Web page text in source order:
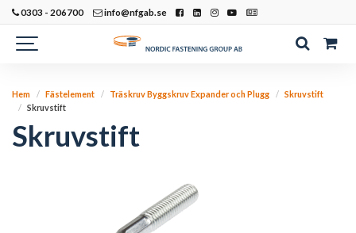
0303 - 206700 info@nfgab.se
Hem Fästelement Träskruv Byggskruv Expander och Plugg
Skruvstift
Skruvstift
Skruvstift